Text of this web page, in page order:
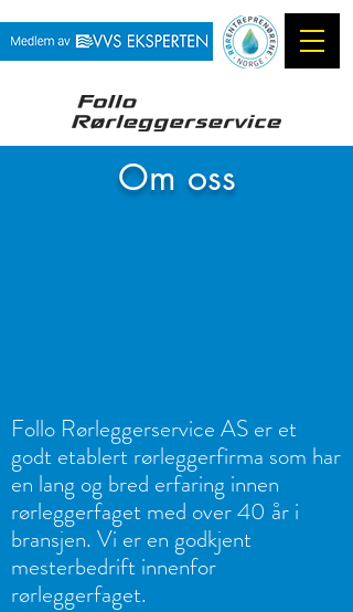
Om oss
Follo Rørleggerservice AS er et
godt etablert rørleggerfirma som har
en lang og bred erfaring innen
rørleggerfaget med over 40 år i
bransjen. Vi er en godkjent
mesterbedrift innenfor
rørleggerfaget.